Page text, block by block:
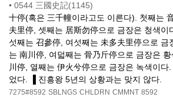
• 0544 三國史記(1145)
十停(혹은 三千幢이라고도 이른다). 첫째는
夫里停, 셋째는 居斯勿停으로 금장은 청색이
섯째는 召參停, 여섯째는 未多夫里停으로 금
는 南川停, 여덟째는 骨乃斤停으로 금장은
川停, 열째는 伊火兮停으로 금장은 녹색이다
었다. ▐ 진흥왕 5년의 상황과는 맞지 않다.
7275#8592 SBLNGS CHLDRN CMMNT 8592